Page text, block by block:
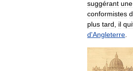
suggérant une
conformistes
plus tard, il
d'Angleterre.